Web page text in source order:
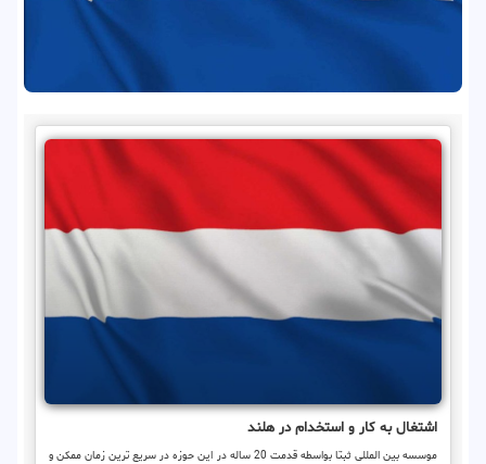
اشتغال به کار و استخدام در هلند
موسسه بین المللی ثبتا بواسطه قدمت 20 ساله در این حوزه در سریع ترین زمان ممکن و